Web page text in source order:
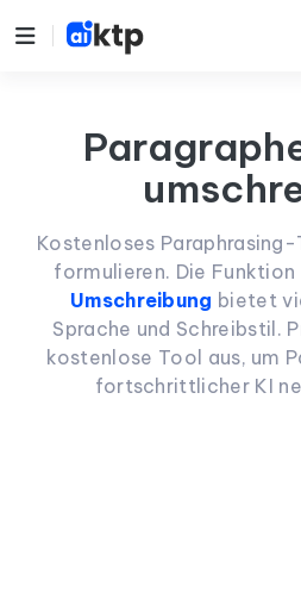
Kostenloses
formulieren. Die Funktion
Umschreibung bietet
Sprache und Schreibstil.
kostenlose Tool aus, um
fortschrittlicher KI